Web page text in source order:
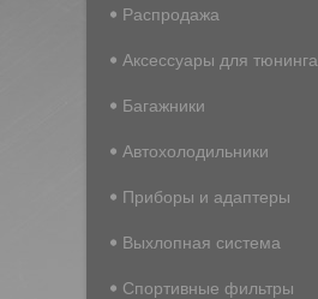
Распродажа
Аксессуары для тюнинга
Багажники
Автохолодильники
Приборы и адаптеры
Выхлопная система
Спортивные фильтры